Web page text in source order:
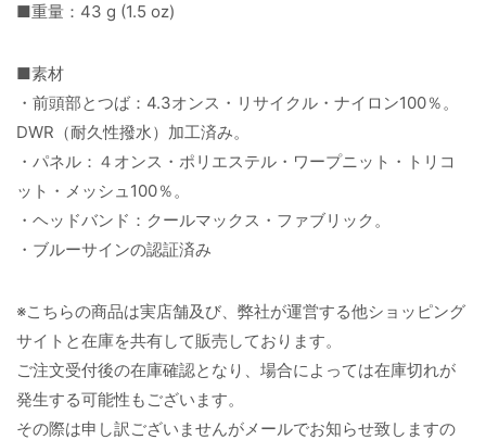
■重量：43 g (1.5 oz)
■素材
・前頭部とつば：4.3オンス・リサイクル・ナイロン100％。
DWR（耐久性撥水）加工済み。
・パネル：４オンス・ポリエステル・ワープニット・トリコ
ット・メッシュ100％。
・ヘッドバンド：クールマックス・ファブリック。
・ブルーサインの認証済み
※こちらの商品は実店舗及び、弊社が運営する他ショッピング
サイトと在庫を共有して販売しております。
ご注文受付後の在庫確認となり、場合によっては在庫切れが
発生する可能性もございます。
その際は申し訳ございませんがメールでお知らせ致しますの